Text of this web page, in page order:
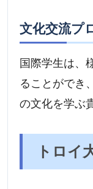
文化交流プ
国際学生は、
ることができ
の文化を学ぶ
トロイ